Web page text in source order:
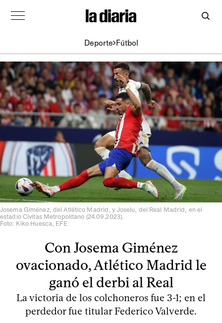
Deporte Fútbol
Josema Giménez, del Atlético Madrid, y Joselu, del Real Madrid, en el
estadio Cívitas Metropolitano (24.09.2023).
Foto: Kiko Huesca, EFE
Con Josema Giménez
ovacionado, Atlético Madrid le
ganó el derbi al Real
La victoria de los colchoneros fue 3-1; en el
perdedor fue titular Federico Valverde.